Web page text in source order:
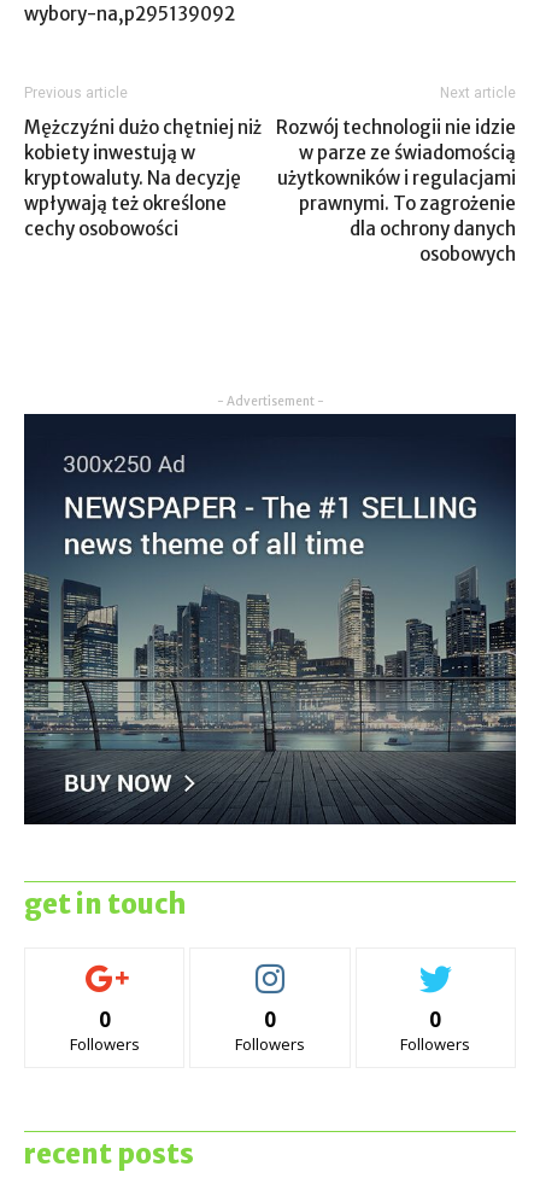
wybory-na,p295139092
Previous article
Mężczyźni dużo chętniej niż
kobiety inwestują w
kryptowaluty. Na decyzję
wpływają też określone
cechy osobowości
Next article
Rozwój technologii nie idzie
w parze ze świadomością
użytkowników i regulacjami
prawnymi. To zagrożenie
dla ochrony danych
osobowych
- Advertisement -
get in touch
0
Followers
0
Followers
0
Followers
recent posts